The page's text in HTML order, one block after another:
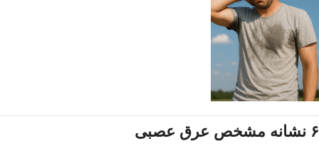
۶ نشانه مشخص عرق عصبی